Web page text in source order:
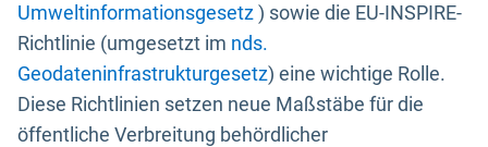
Umweltinformationsgesetz) sowie die EU-INSPIRE-
Richtlinie (umgesetzt im nds.
Geodateninfrastrukturgesetz) eine wichtige Rolle.
Diese Richtlinien setzen neue Maßstäbe für die
öffentliche Verbreitung behördlicher